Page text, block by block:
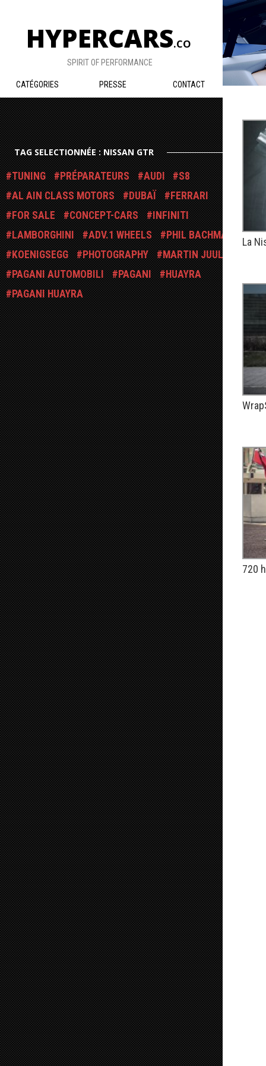
HYPERCARS.CO
SPIRIT OF PERFORMANCE
CATÉGORIES PRESSE CONTACT
TAG SELECTIONNÉE : NISSAN GTR
TUNING PRÉPARATEURS AUDI
S8
AL AIN CLASS MOTORS
DUBAÏ
FERRARI
FOR SALE
CONCEPT-CARS
INFINITI
LAMBORGHINI
ADV.1 WHEELS
PHIL BACHMAN
KOENIGSEGG
PHOTOGRAPHY
MARTIN JUUL
PAGANI AUTOMOBILI
PAGANI
HUAYRA
PAGANI HUAYRA
La
720